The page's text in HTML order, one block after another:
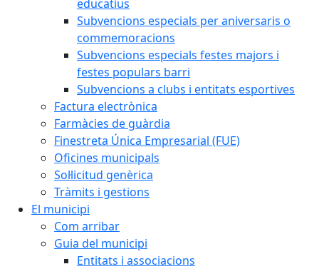
educatius
Subvencions especials per aniversaris o
commemoracions
Subvencions especials festes majors i
festes populars barri
Subvencions a clubs i entitats esportives
Factura electrònica
Farmàcies de guàrdia
Finestreta Única Empresarial (FUE)
Oficines municipals
Sol·licitud genèrica
Tràmits i gestions
El municipi
Com arribar
Guia del municipi
Entitats i associacions